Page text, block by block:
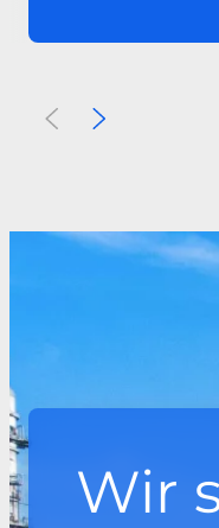
Vorherige
Weiter
Wir